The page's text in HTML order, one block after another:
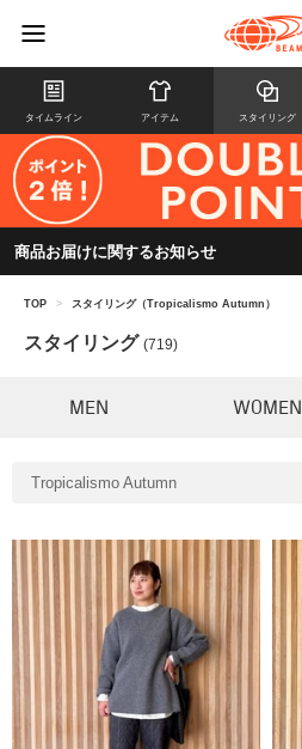
タイムライン アイテム スタイリング
商品お届けに関するお知らせ
TOP > スタイリング（Tropicalismo Autumn）
スタイリング (719)
MEN WOMEN
Tropicalismo Autumn